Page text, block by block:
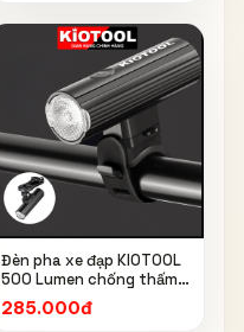
Đèn pha xe đạp KIOTOOL
500 Lumen chống thấm
nước IPX6 6603
285.000đ